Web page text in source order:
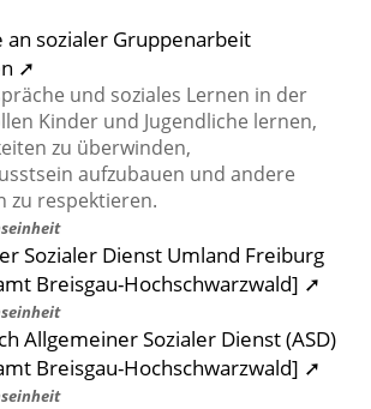
an sozialer Gruppenarbeit
➚
und soziales Lernen in der
Kinder und Jugendliche lernen,
zu überwinden,
aufzubauen und andere
zu respektieren.
Sozialer Dienst Umland Freiburg
Breisgau-Hochschwarzwald] ➚
Allgemeiner Sozialer Dienst (ASD)
Breisgau-Hochschwarzwald] ➚